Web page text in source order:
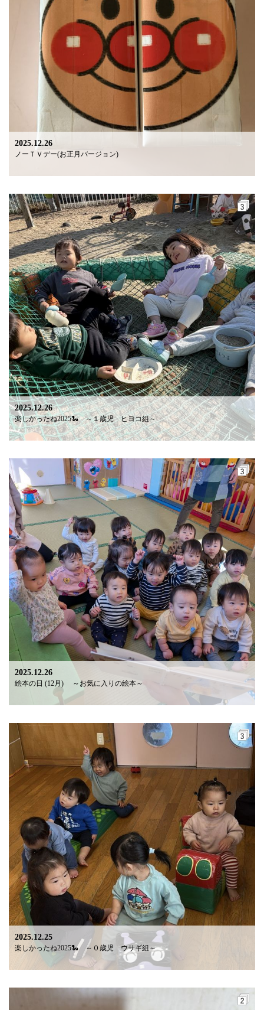
2025.12.26
ノーＴＶデー(お正月バージョン)
2025.12.26
楽しかったね2025🐍 ～１歳児 ヒヨコ組～
2025.12.26
絵本の日 (12月) ～お気に入りの絵本～
2025.12.25
楽しかったね2025🐍 ～０歳児 ウサギ組～